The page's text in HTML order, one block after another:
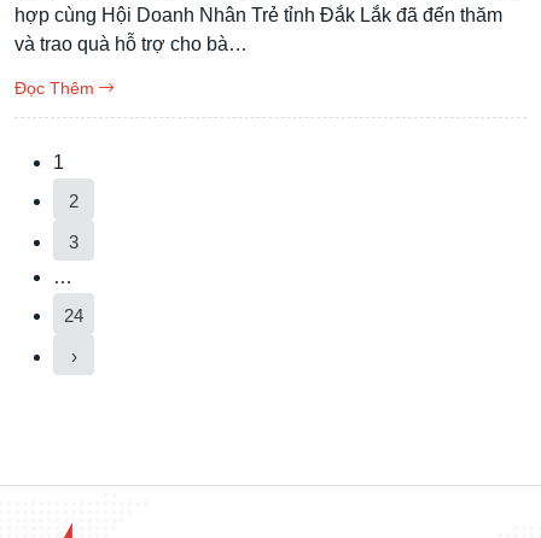
hợp cùng Hội Doanh Nhân Trẻ tỉnh Đắk Lắk đã đến thăm
và trao quà hỗ trợ cho bà…
Đọc Thêm
1
2
3
…
24
›